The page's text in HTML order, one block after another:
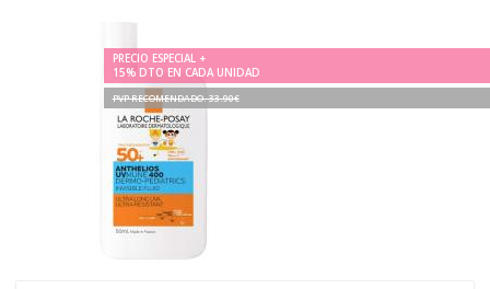
PRECIO ESPECIAL +
15% DTO EN CADA UNIDAD
PVP RECOMENDADO. 33.90€